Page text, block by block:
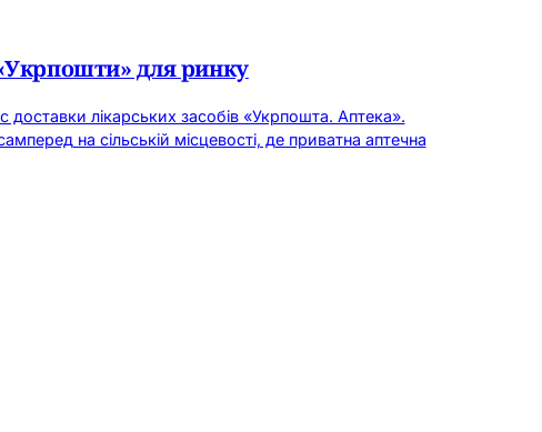
для ринку
лікарських засобів «Укрпошта. Аптека».
на сільській місцевості, де приватна аптечна